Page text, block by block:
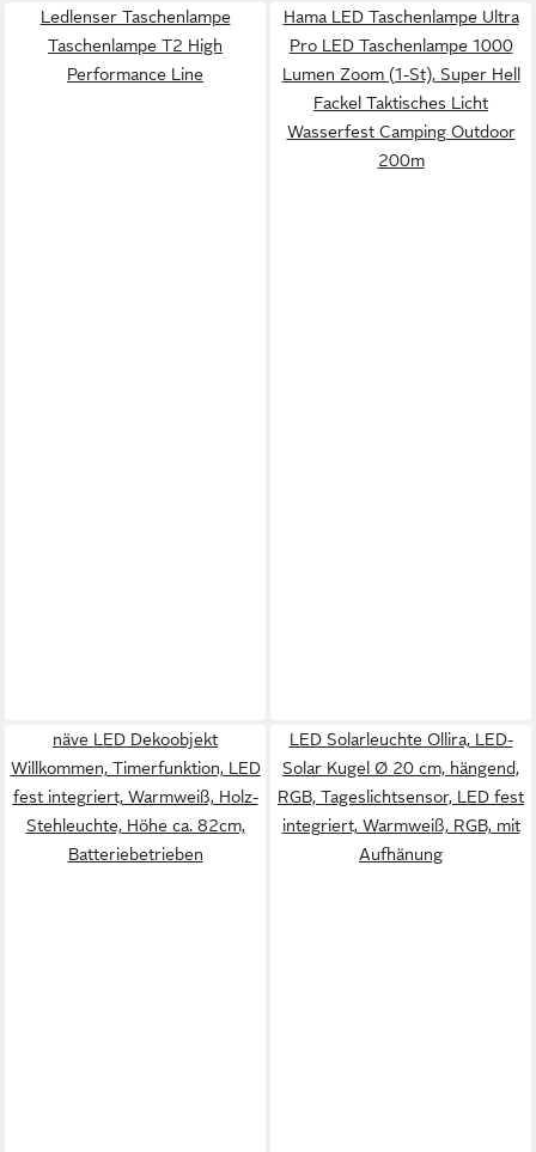
Ledlenser Taschenlampe
Taschenlampe T2 High
Performance Line
Hama LED Taschenlampe Ultra
Pro LED Taschenlampe 1000
Lumen Zoom (1-St), Super Hell
Fackel Taktisches Licht
Wasserfest Camping Outdoor
200m
näve LED Dekoobjekt
Willkommen, Timerfunktion, LED
fest integriert, Warmweiß, Holz-
Stehleuchte, Höhe ca. 82cm,
Batteriebetrieben
LED Solarleuchte Ollira, LED-
Solar Kugel Ø 20 cm, hängend,
RGB, Tageslichtsensor, LED fest
integriert, Warmweiß, RGB, mit
Aufhänung